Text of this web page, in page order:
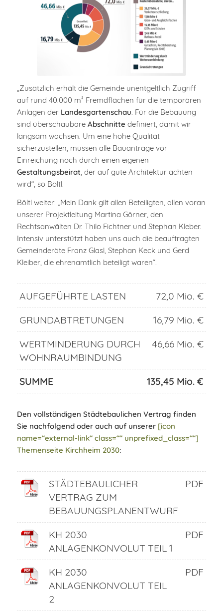
„Zusätzlich erhält die Gemeinde unentgeltlich Zugriff
auf rund 40.000 m² Fremdflächen für die temporären
Anlagen der Landesgartenschau . Für die Bebauung
sind überschaubare Abschnitte definiert, damit wir
langsam wachsen. Um eine hohe Qualität
sicherzustellen, müssen alle Bauanträge vor
Einreichung noch durch einen eigenen
Gestaltungsbeirat , der auf gute Architektur achten
wird“, so Böltl.
Böltl weiter: „Mein Dank gilt allen Beteiligten, allen voran
unserer Projektleitung Martina Görner, den
Rechtsanwälten Dr. Thilo Fichtner und Stephan Kleber.
Intensiv unterstützt haben uns auch die beauftragten
Gemeinderäte Franz Glasl, Stephan Keck und Gerd
Kleiber, die ehrenamtlich beteiligt waren“.
AUFGEFÜHRTE LASTEN
72,0 Mio. €
GRUNDABTRETUNGEN
16,79 Mio. €
WERTMINDERUNG DURCH
WOHNRAUMBINDUNG
46,66 Mio. €
SUMME 135,45 Mio. €
Den vollständigen Städtebaulichen Vertrag finden
Sie nachfolgend oder auch auf unserer [icon
name=“external-link“ class=““ unprefixed_class=““]
Themenseite Kirchheim 2030:
STÄDTEBAULICHER
VERTRAG ZUM
BEBAUUNGSPLANENTWURF
PDF
KH 2030
ANLAGENKONVOLUT TEIL 1
PDF
KH 2030
ANLAGENKONVOLUT TEIL
2
PDF